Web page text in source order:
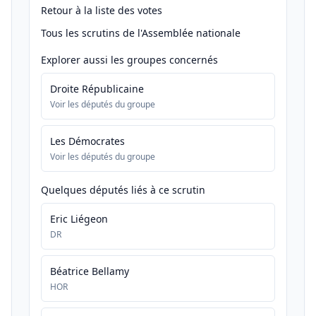
Retour à la liste des votes
Tous les scrutins de l'Assemblée nationale
Explorer aussi les groupes concernés
Droite Républicaine
Voir les députés du groupe
Les Démocrates
Voir les députés du groupe
Quelques députés liés à ce scrutin
Eric Liégeon
DR
Béatrice Bellamy
HOR